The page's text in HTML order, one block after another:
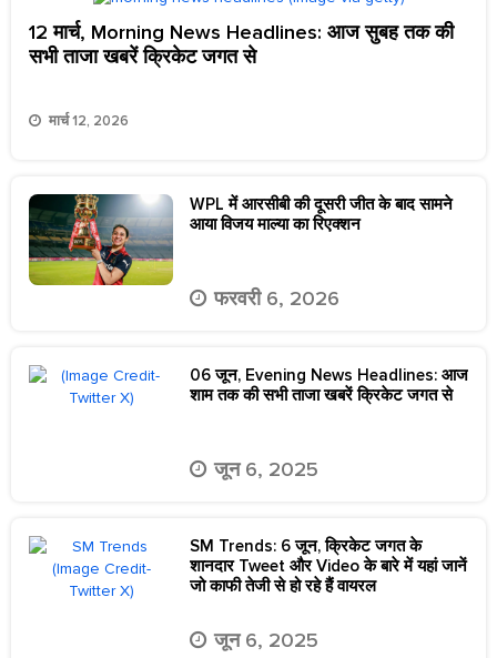
12 मार्च, Morning News Headlines: आज सुबह तक की
सभी ताजा खबरें क्रिकेट जगत से
मार्च 12, 2026
WPL में आरसीबी की दूसरी जीत के बाद सामने
आया विजय माल्या का रिएक्शन
फरवरी 6, 2026
06 जून, Evening News Headlines: आज
शाम तक की सभी ताजा खबरें क्रिकेट जगत से
जून 6, 2025
SM Trends: 6 जून, क्रिकेट जगत के
शानदार Tweet और Video के बारे में यहां जानें
जो काफी तेजी से हो रहे हैं वायरल
जून 6, 2025